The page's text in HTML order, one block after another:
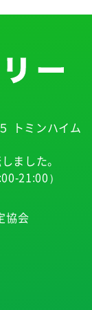
トミンハイム
ました。
21:00）
協会